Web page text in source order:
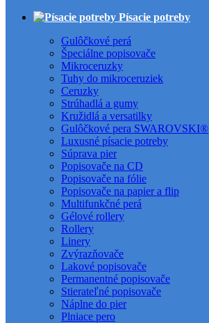
Písacie potreby
Gulôčkové perá
Špeciálne popisovače
Mikroceruzky
Tuhy do mikroceruziek
Ceruzky
Strúhadlá a gumy
Kružidlá a versatilky
Gulôčkové pera SWAROVSKI®
Luxusné písacie potreby
Súprava pier
Popisovače na CD
Popisovače na fólie
Popisovače na papier a flip
Multifunkčné perá
Gélové rollery
Rollery
Linery
Zvýrazňovače
Lakové popisovače
Permanentné popisovače
Stierateľné popisovače
Náplne do pier
Plniace pero